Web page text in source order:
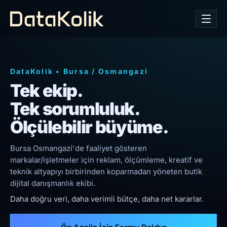
DataKolik • Bursa / Osmangazi
Tek ekip.
Tek sorumluluk.
Ölçülebilir büyüme.
Bursa Osmangazi'de faaliyet gösteren
markalar/işletmeler için reklam, ölçümleme, kreatif ve
teknik altyapıyı birbirinden koparmadan yöneten butik
dijital danışmanlık ekibi.
Daha doğru veri, daha verimli bütçe, daha net kararlar.